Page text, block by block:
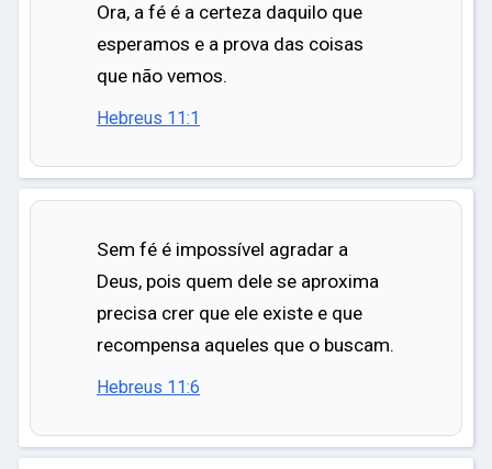
Ora, a fé é a certeza daquilo que
esperamos e a prova das coisas
que não vemos.
Hebreus 11:1
Sem fé é impossível agradar a
Deus, pois quem dele se aproxima
precisa crer que ele existe e que
recompensa aqueles que o buscam.
Hebreus 11:6